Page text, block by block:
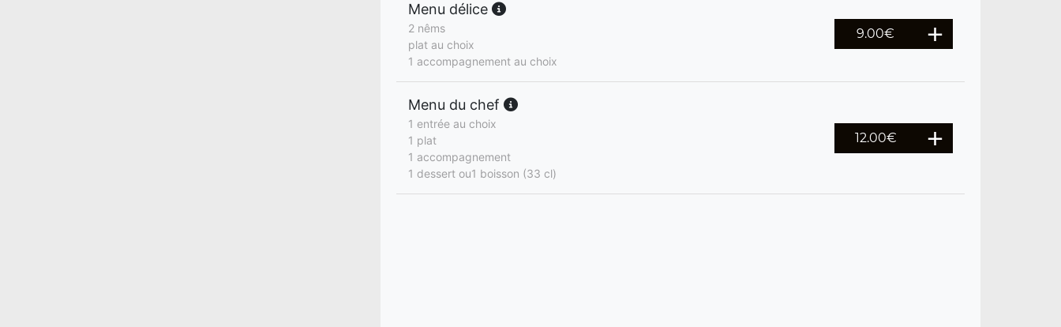
Menu délice
2 nêms
plat au choix
1 accompagnement au choix
9.00€
Menu du chef
1 entrée au choix
1 plat
1 accompagnement
1 dessert ou1 boisson (33 cl)
12.00€